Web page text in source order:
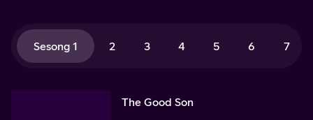
Sesong 1 2 3 4 5 6 7
The Good Son